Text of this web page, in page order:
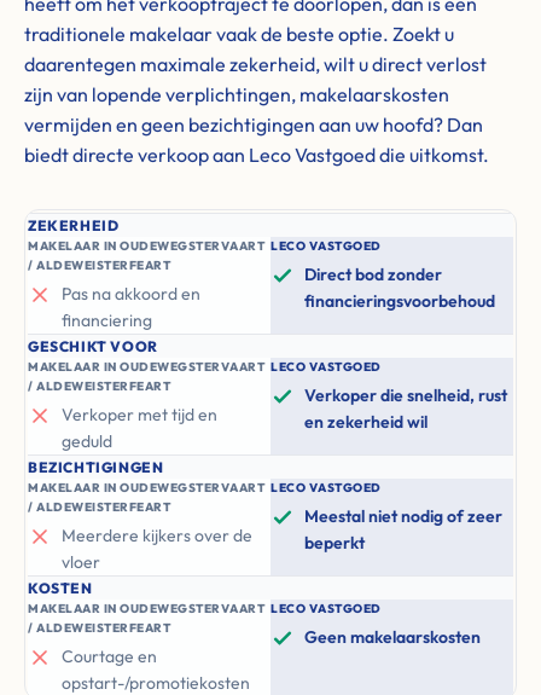
traditionele makelaar vaak de beste optie. Zoekt u
daarentegen maximale zekerheid, wilt u direct verlost
zijn van lopende verplichtingen, makelaarskosten
vermijden en geen bezichtigingen aan uw hoofd? Dan
biedt directe verkoop aan Leco Vastgoed die uitkomst.
ZEKERHEID
MAKELAAR IN OUDEWEGSTERVAART
/ ALDEWEISTERFEART
Pas na akkoord en
financiering
LECO VASTGOED
Direct bod zonder
financieringsvoorbehoud
GESCHIKT VOOR
MAKELAAR IN OUDEWEGSTERVAART
/ ALDEWEISTERFEART
Verkoper met tijd en
geduld
LECO VASTGOED
Verkoper die snelheid, rust
en zekerheid wil
BEZICHTIGINGEN
MAKELAAR IN OUDEWEGSTERVAART
/ ALDEWEISTERFEART
Meerdere kijkers over de
vloer
LECO VASTGOED
Meestal niet nodig of zeer
beperkt
KOSTEN
MAKELAAR IN OUDEWEGSTERVAART
/ ALDEWEISTERFEART
Courtage en
opstart-/promotiekosten
LECO VASTGOED
Geen makelaarskosten